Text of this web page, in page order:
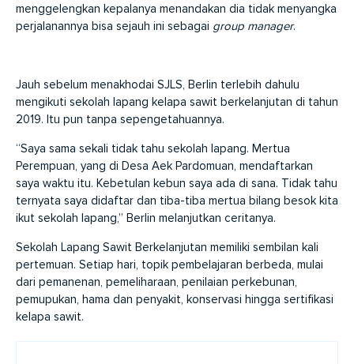
menggelengkan kepalanya menandakan dia tidak menyangka
perjalanannya bisa sejauh ini sebagai group manager.
Jauh sebelum menakhodai SJLS, Berlin terlebih dahulu
mengikuti sekolah lapang kelapa sawit berkelanjutan di tahun
2019. Itu pun tanpa sepengetahuannya.
“Saya sama sekali tidak tahu sekolah lapang. Mertua
Perempuan, yang di Desa Aek Pardomuan, mendaftarkan
saya waktu itu. Kebetulan kebun saya ada di sana. Tidak tahu
ternyata saya didaftar dan tiba-tiba mertua bilang besok kita
ikut sekolah lapang,” Berlin melanjutkan ceritanya.
Sekolah Lapang Sawit Berkelanjutan memiliki sembilan kali
pertemuan. Setiap hari, topik pembelajaran berbeda, mulai
dari pemanenan, pemeliharaan, penilaian perkebunan,
pemupukan, hama dan penyakit, konservasi hingga sertifikasi
kelapa sawit.